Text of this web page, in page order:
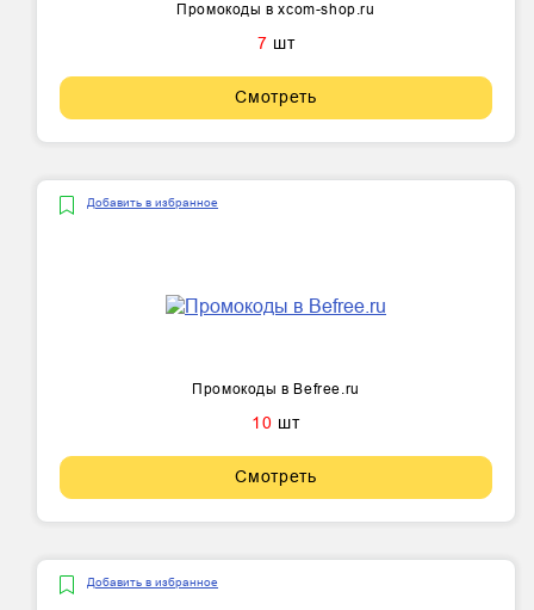
Промокоды в xcom-shop.ru
7 шт
Смотреть
Добавить в избранное
Промокоды в Befree.ru
10 шт
Смотреть
Добавить в избранное